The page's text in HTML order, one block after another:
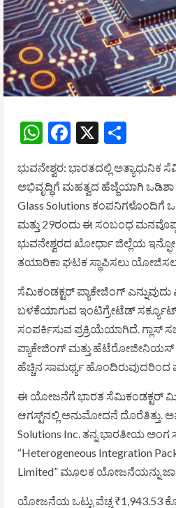
WhatsApp
Facebook
X
ಭುವನೇಶ್ವರ: ಭಾರತದಲ್ಲಿ ಅತ್ಯಾಧುನಿಕ
ಅಭಿವೃದ್ಧಿಗೆ ಮಹತ್ವದ ಹೆಜ್ಜೆಯಾಗಿ
Glass Solutions ಕಂಪನಿಗಳೊಂದಿಗೆ
ಮತ್ತು 29ರಂದು ಈ ಸಂಬಂಧ
ಭುವನೇಶ್ವರದ ಖೋರ್ಧಾ ಜಿಲ್ಲೆಯ ಇನ್ಫೋ
ತಯಾರಿಕಾ ಘಟಕ ಸ್ಥಾಪಿಸಲು
ಸೆಮಿಕಂಡಕ್ಟರ್ ಪ್ಯಾಕೇಜಿಂಗ್ ಎನ್ನುವುದು
ಬಳಕೆಯಾಗುವ ಇಂಟಿಗ್ರೇಟೆಡ್
ಸಂಪರ್ಕಿಸುವ ಪ್ರಕ್ರಿಯೆಯಾಗಿದೆ. ಗ್ಲಾಸ್
ಪ್ಯಾಕೇಜಿಂಗ್ ಮತ್ತು ಹೆಟೆರೋಜೀನಿಯಸ್
ಹೆಚ್ಚಿನ ಸಾಮರ್ಥ್ಯ ಹೊಂದಿರುವುದರಿಂದ
ಈ ಯೋಜನೆಗೆ ಭಾರತ ಸೆಮಿಕಂಡಕ್ಟರ್
ಆಗಸ್ಟ್‌ನಲ್ಲಿ ಅನುಮೋದನೆ ದೊರೆತಿತ್ತು.
Solutions Inc. ತನ್ನ ಭಾರತೀಯ ಅಂಗ
“Heterogeneous Integration
Limited” ಮೂಲಕ ಯೋಜನೆಯನ್ನು
ಯೋಜನೆಯ ಒಟ್ಟು ವೆಚ್ಚ ₹1,943.53